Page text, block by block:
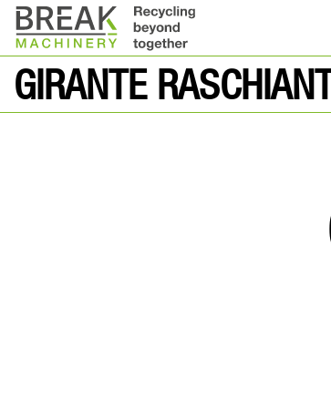
GIRANTE